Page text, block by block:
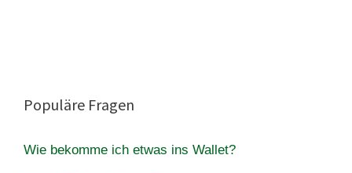
Populäre Fragen
Wie bekomme ich etwas ins Wallet?